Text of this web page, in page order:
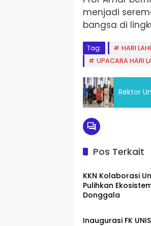
menjadi
bangsa di
Tag: HARI
UPACARA HARI
Rektor
Pos Terkait
Daerah
KKN Kolaborasi
Pulihkan
Donggala
Palu
Inaugurasi FK